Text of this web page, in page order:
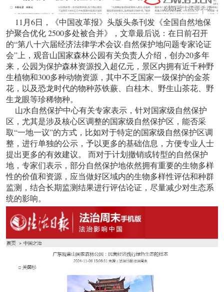
11月6日，《中国改革报》头版头条刊发《全国自然地保
护聚合优化 2500多处被合并》，文章最后说：在日前召开
的“第八十六届经济法律学术会议·自然保护地问题专家论证
会”上，观音山国家森林公园有关负责人介绍，创办20多年
来，公园为保护森林资源投入超亿元，景区内拥有近千种野
生植物和300多种动物资源，其中不乏国家一级保护的金茶
花，以及恐龙时代的物种苏铁蕨、白桂木、野生山茶花、野
生龙眼等珍稀物种。
山水自然保护中心有关专家表示，针对国家级自然保护
区，尤其是涉及核心区调整的国家级自然保护区，能否采
取“一地一议”的方式，比如对于特定的国家级自然保护区调
整，进行单独的公示，予以更多的基础信息，方便专业人士
提出更多的有效建议。 而对于计划撤销或转型的自然保护
地，专家们表示，部分自然保护地依然拥有重要的生物多样
性的价值和资源，应当做好区域内的生物多样性评估和种群
监测，结合长期监测结果进行评估论证，尽量减少对生态系
统的影响。